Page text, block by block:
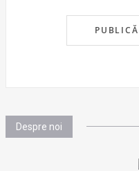
Despre noi